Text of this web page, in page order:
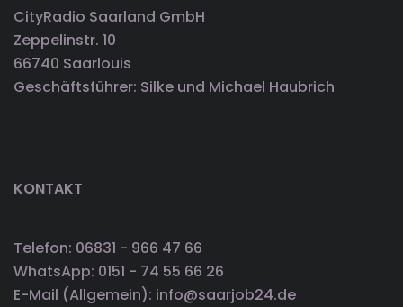
CityRadio Saarland GmbH
Zeppelinstr. 10
66740 Saarlouis
Geschäftsführer: Silke und Michael Haubrich
KONTAKT
Telefon: 06831 - 966 47 66
WhatsApp: 0151 - 74 55 66 26
E-Mail (Allgemein): info@saarjob24.de